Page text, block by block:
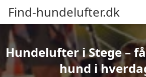
Find-hundelufter.dk
Hundelufter i Stege –
hund i